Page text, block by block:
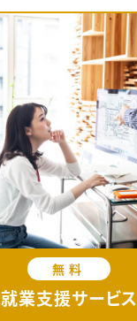
無料
就業支援サービス